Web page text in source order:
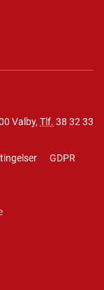
Valby, Tlf. 38 32 33
GDPR